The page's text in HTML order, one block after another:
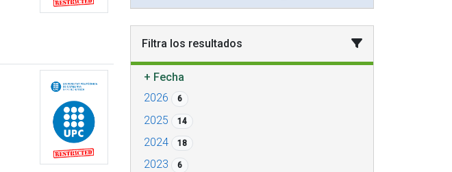
Filtra los resultados
+ Fecha
2026
6
2025 14
2024 18
2023 6